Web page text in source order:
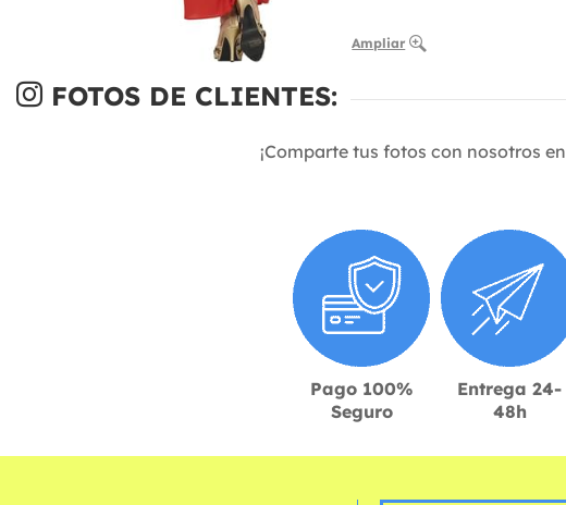
Ampliar
FOTOS DE CLIENTES:
¡Comparte tus fotos con nosotros en
Pago 100%
Seguro
Entrega 24-
48h